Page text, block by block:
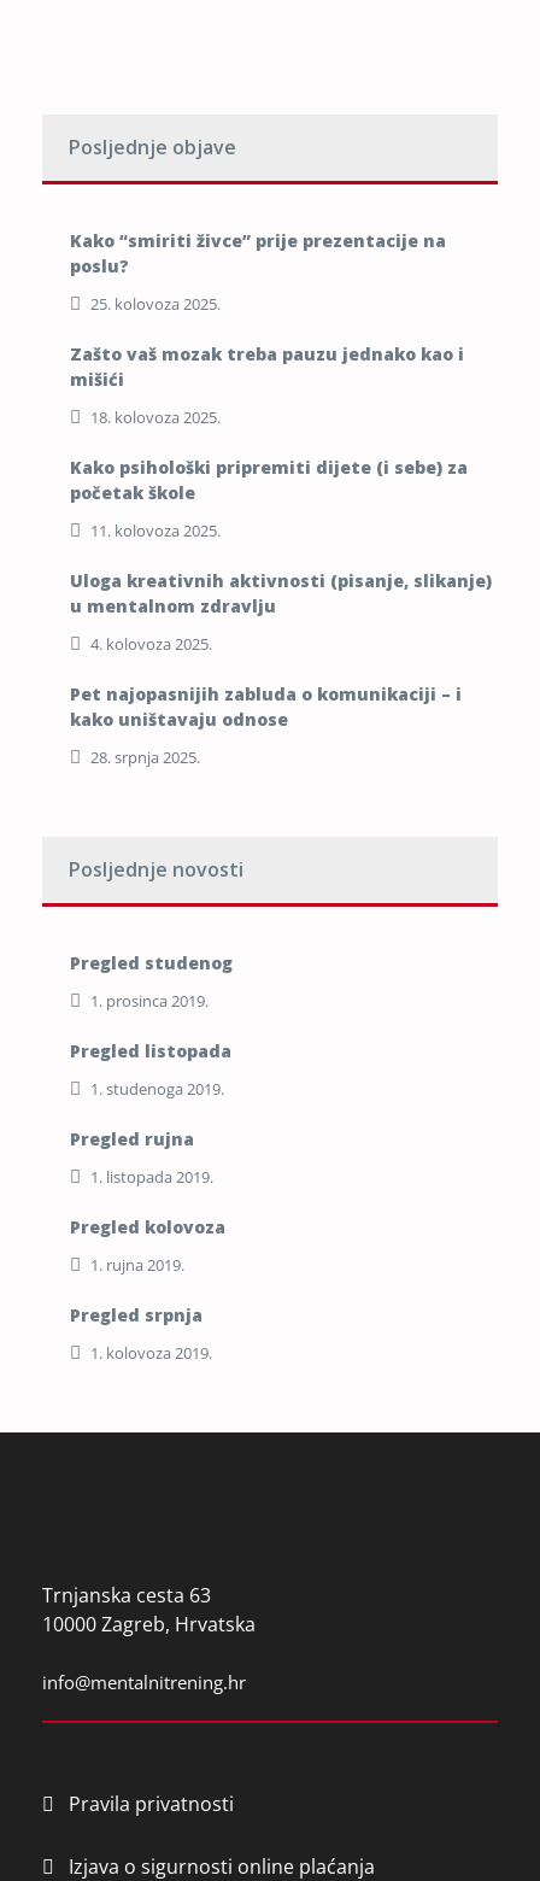
Posljednje objave
Kako “smiriti živce” prije prezentacije na
poslu?
25. kolovoza 2025.
Zašto vaš mozak treba pauzu jednako kao i
mišići
18. kolovoza 2025.
Kako psihološki pripremiti dijete (i sebe) za
početak škole
11. kolovoza 2025.
Uloga kreativnih aktivnosti (pisanje, slikanje)
u mentalnom zdravlju
4. kolovoza 2025.
Pet najopasnijih zabluda o komunikaciji – i
kako uništavaju odnose
28. srpnja 2025.
Posljednje novosti
Pregled studenog
1. prosinca 2019.
Pregled listopada
1. studenoga 2019.
Pregled rujna
1. listopada 2019.
Pregled kolovoza
1. rujna 2019.
Pregled srpnja
1. kolovoza 2019.
Trnjanska cesta 63
10000 Zagreb, Hrvatska
info@mentalnitrening.hr
Pravila privatnosti
Izjava o sigurnosti online plaćanja